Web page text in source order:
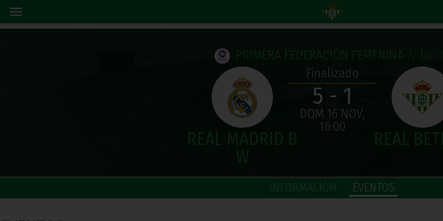
PRIMERA FEDERACIÓN FEMENINA// Jor.
Finalizado
5 - 1
DOM 16 NOV,
16:00
INFORMACIÓN EVENTOS